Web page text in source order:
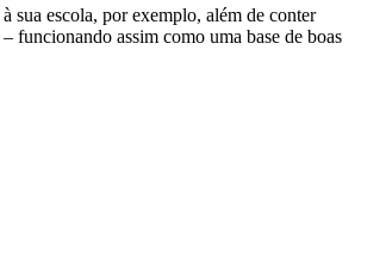
sua escola, por exemplo, além de conter
funcionando assim como uma base de boas